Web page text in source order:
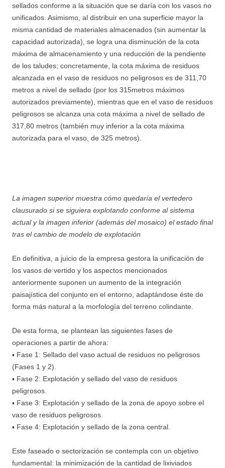
sellados conforme a la situación que se daría con los vasos no
unificados. Asimismo, al distribuir en una superficie mayor la
misma cantidad de materiales almacenados (sin aumentar la
capacidad autorizada), se logra una disminución de la cota
máxima de almacenamiento y una reducción de la pendiente
de los taludes; concretamente, la cota máxima de residuos
alcanzada en el vaso de residuos no peligrosos es de 311,70
metros a nivel de sellado (por los 315metros máximos
autorizados previamente), mientras que en el vaso de residuos
peligrosos se alcanza una cota máxima a nivel de sellado de
317,80 metros (también muy inferior a la cota máxima
autorizada para el vaso, de 325 metros).
La imagen superior muestra cómo quedaría el vertedero
clausurado si se siguiera explotando conforme al sistema
actual y la imagen inferior (además del mosaico) el estado final
tras el cambio de modelo de explotación
En definitiva, a juicio de la empresa gestora la unificación de
los vasos de vertido y los aspectos mencionados
anteriormente suponen un aumento de la integración
paisajística del conjunto en el entorno, adaptándose éste de
forma más natural a la morfología del terreno colindante.
De esta forma, se plantean las siguientes fases de
operaciones a partir de ahora:
▪ Fase 1: Sellado del vaso actual de residuos no peligrosos
(Fases 1 y 2).
▪ Fase 2: Explotación y sellado del vaso de residuos
peligrosos.
▪ Fase 3: Explotación y sellado de la zona de apoyo sobre el
vaso de residuos peligrosos.
▪ Fase 4: Explotación y sellado de la zona central.
Este faseado o sectorización se contempla con un objetivo
fundamental: la minimización de la cantidad de lixiviados